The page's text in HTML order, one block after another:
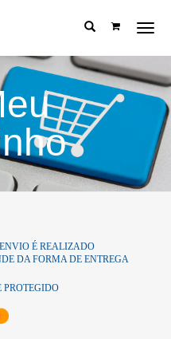
Menu
É REALIZADO
DA FORMA DE ENTREGA
PROTEGIDO